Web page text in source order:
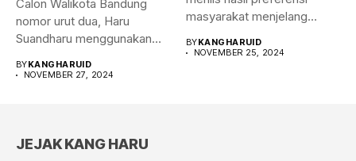
Calon Walikota Bandung
nomor urut dua, Haru
Suandharu menggunakan
BYKANGHARUID
NOVEMBER 27, 2024
masyarakat menjelang
Hasilnya,...
BYKANGHARUID
NOVEMBER 25, 2024
JEJAK KANG HARU